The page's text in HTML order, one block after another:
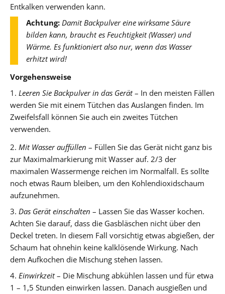
Entkalken verwenden kann.
Achtung: Damit Backpulver eine wirksame Säure
bilden kann, braucht es Feuchtigkeit (Wasser) und
Wärme. Es funktioniert also nur, wenn das Wasser
erhitzt wird!
Vorgehensweise
1. Leeren Sie Backpulver in das Gerät– In den meisten Fällen
werden Sie mit einem Tütchen das Auslangen finden. Im
Zweifelsfall können Sie auch ein zweites Tütchen
verwenden.
2. Mit Wasser auffüllen – Füllen Sie das Gerät nicht ganz bis
zur Maximalmarkierung mit Wasser auf. 2/3 der
maximalen Wassermenge reichen im Normalfall. Es sollte
noch etwas Raum bleiben, um den Kohlendioxidschaum
aufzunehmen.
3. Das Gerät einschalten – Lassen Sie das Wasser kochen.
Achten Sie darauf, dass die Gasbläschen nicht über den
Deckel treten. In diesem Fall vorsichtig etwas abgießen, der
Schaum hat ohnehin keine kalklösende Wirkung. Nach
dem Aufkochen die Mischung stehen lassen.
4. Einwirkzeit– Die Mischung abkühlen lassen und für etwa
1 – 1,5 Stunden einwirken lassen. Danach ausgießen und